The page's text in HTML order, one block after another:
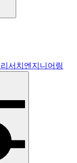
리서치 엔지니어링